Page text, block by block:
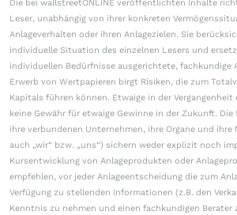
Die bei wallstreetONLINE veröffentlichten Inhalte
Leser, unabhängig von ihrer konkreten
Anlageverhalten oder ihren Anlagezielen. Sie
individuelle Situation des einzelnen Lesers und
individuellen Bedürfnisse ausgerichtete, fachkundige
Erwerb von Wertpapieren birgt Risiken, die zum
Kapitals führen können. Etwaige in der
keine Gewähr für etwaige Gewinne in der Zukunft.
ihre verbundenen Unternehmen, ihre Organe und
auch „wir“ bzw. „uns“) sichern weder explizit noch
Kursentwicklung von Anlageprodukten oder
empfehlen, vor jeder Anlageentscheidung die zum
Verfügung zu stellenden Informationen (z.B. den
Kenntnis zu nehmen und einen fachkundigen Berater